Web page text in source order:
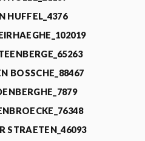
HUFFEL_4376
BOSSCHE_88467
STRAETEN_46093